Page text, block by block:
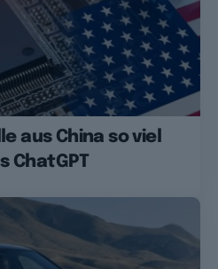
aus China so viel
ChatGPT